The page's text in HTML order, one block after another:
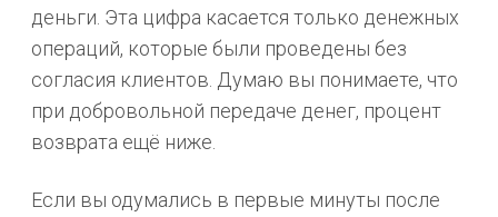
деньги. Эта цифра касается только денежных
операций, которые были проведены без
согласия клиентов. Думаю вы понимаете, что
при добровольной передаче денег, процент
возврата ещё ниже.
Если вы одумались в первые минуты после